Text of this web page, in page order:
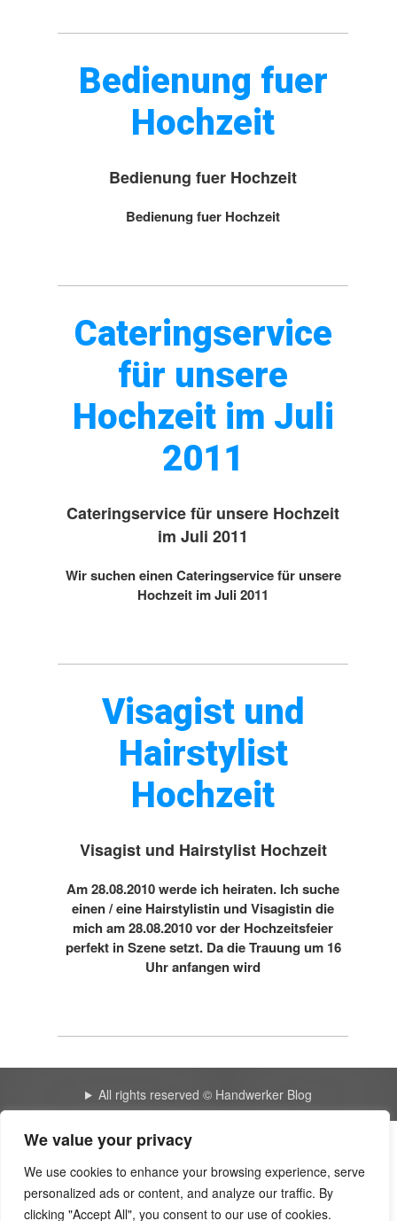
We value your privacy
We use cookies to enhance your browsing experience, serve
personalized ads or content, and analyze our traffic. By
clicking "Accept All", you consent to our use of cookies.
Bedienung fuer
Hochzeit
Bedienung fuer Hochzeit
Bedienung fuer Hochzeit
Cateringservice
für unsere
Hochzeit im Juli
2011
Cateringservice für unsere Hochzeit
im Juli 2011
Wir suchen einen Cateringservice für unsere
Hochzeit im Juli 2011
Visagist und
Hairstylist
Hochzeit
Visagist und Hairstylist Hochzeit
Am 28.08.2010 werde ich heiraten. Ich suche
einen / eine Hairstylistin und Visagistin die
mich am 28.08.2010 vor der Hochzeitsfeier
perfekt in Szene setzt. Da die Trauung um 16
Uhr anfangen wird
All rights reserved © Handwerker Blog
Create a website for free | Bearsfanteamshop
The brilliant blog 3116 | Yousher